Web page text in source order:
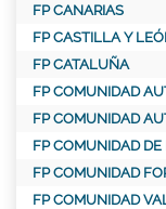
FP CANARIAS
FP CASTILLA Y
FP CATALUÑA
FP COMUNIDAD
FP COMUNIDAD
FP COMUNIDAD DE
FP COMUNIDAD
FP COMUNIDAD